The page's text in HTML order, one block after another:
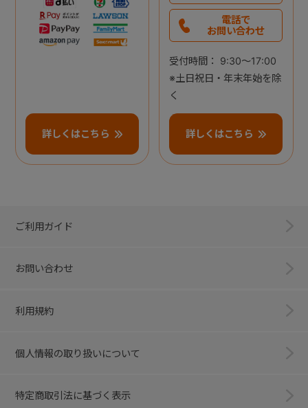
詳しくはこちら
電話で
お問い合わせ
受付時間： 9:30～17:00
※土日祝日・年末年始を除
く
詳しくはこちら
ご利用ガイド
お問い合わせ
利用規約
個人情報の取り扱いについて
特定商取引法に基づく表示